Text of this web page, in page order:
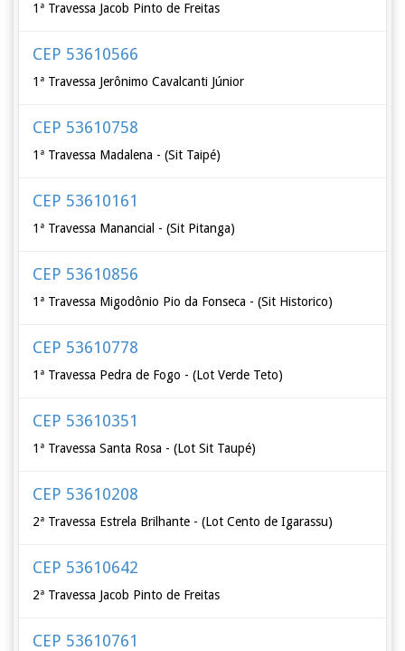
1ª Travessa Jacob Pinto de Freitas
CEP 53610566
1ª Travessa Jerônimo Cavalcanti Júnior
CEP 53610758
1ª Travessa Madalena - (Sit Taipé)
CEP 53610161
1ª Travessa Manancial - (Sit Pitanga)
CEP 53610856
1ª Travessa Migodônio Pio da Fonseca - (Sit Historico)
CEP 53610778
1ª Travessa Pedra de Fogo - (Lot Verde Teto)
CEP 53610351
1ª Travessa Santa Rosa - (Lot Sit Taupé)
CEP 53610208
2ª Travessa Estrela Brilhante - (Lot Cento de Igarassu)
CEP 53610642
2ª Travessa Jacob Pinto de Freitas
CEP 53610761